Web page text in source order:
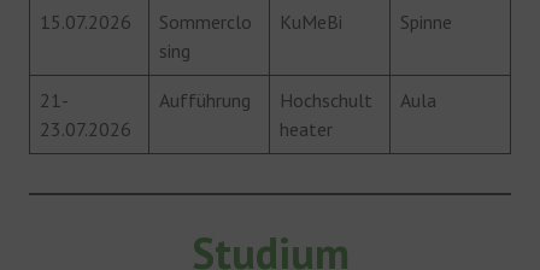
15.07.2026
Sommerclo
sing
KuMeBi Spinne
21-
23.07.2026
Aufführung
Hochschult
heater
Aula
Studium